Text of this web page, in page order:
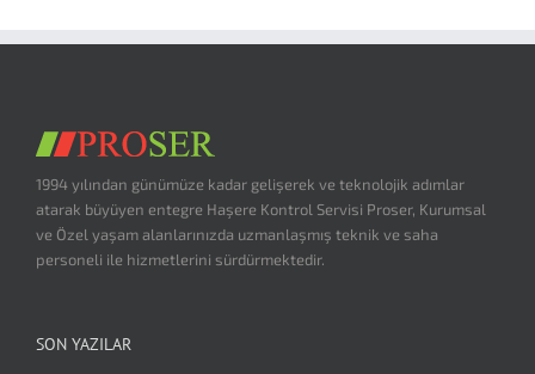
1994 yılından günümüze kadar gelişerek ve teknolojik adımlar
atarak büyüyen entegre Haşere Kontrol Servisi Proser, Kurumsal
ve Özel yaşam alanlarınızda uzmanlaşmış teknik ve saha
personeli ile hizmetlerini sürdürmektedir.
SON YAZILAR